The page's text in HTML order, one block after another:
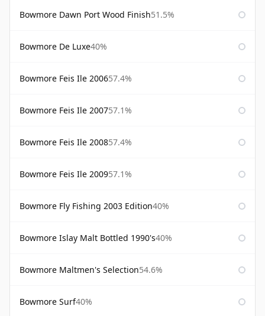
Bowmore Dawn Port Wood Finish51.5%
Bowmore De Luxe40%
Bowmore Feis Ile 200657.4%
Bowmore Feis Ile 200757.1%
Bowmore Feis Ile 200857.4%
Bowmore Feis Ile 200957.1%
Bowmore Fly Fishing 2003 Edition40%
Bowmore Islay Malt Bottled 1990's40%
Bowmore Maltmen's Selection54.6%
Bowmore Surf40%